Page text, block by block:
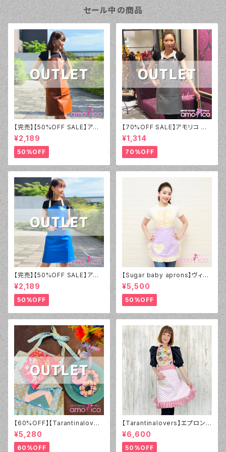
セール中の商品
【完売】【50%OFF SALE】アモ
リコ オリジナル（amorico orig
inal）PVC ブラウン無地 エプロ
ン（男女兼用）【アウトレット】②
¥2,189
50%OFF
【70%OFF SALE】アモリコ オ
リジナル（amorico original）P
VC グレー無地 エプロン（男女
兼用）【アウトレット】①
¥1,314
70%OFF
【完売】【50%OFF SALE】アモ
リコ オリジナル（amorico orig
inal）PVC ブルー無地 エプロン
（男女兼用）【アウトレット】①
¥2,189
50%OFF
【Sugar baby aprons】ヴィン
テージダーリン エプロン ライラ
ック
¥5,500
50%OFF
【60%OFF】【Tarantinalover
s】エプロン Coral Roses【ア
ウトレット】
¥5,280
60%OFF
【Tarantinalovers】エプロン
Donuts
¥6,600
50%OFF